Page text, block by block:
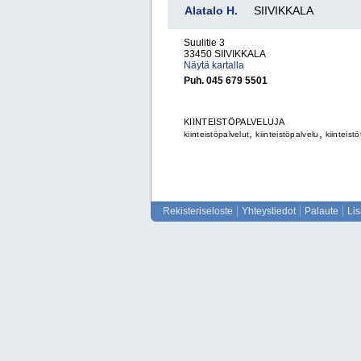
Alatalo H. SIIVIKKALA
Suulitie 3
33450 SIIVIKKALA
Näytä kartalla
Puh. 045 679 5501
KIINTEISTÖPALVELUJA
kiinteistöpalvelut ,kiinteistöpalvelu
Rekisteriseloste Yhteystiedot Palaute